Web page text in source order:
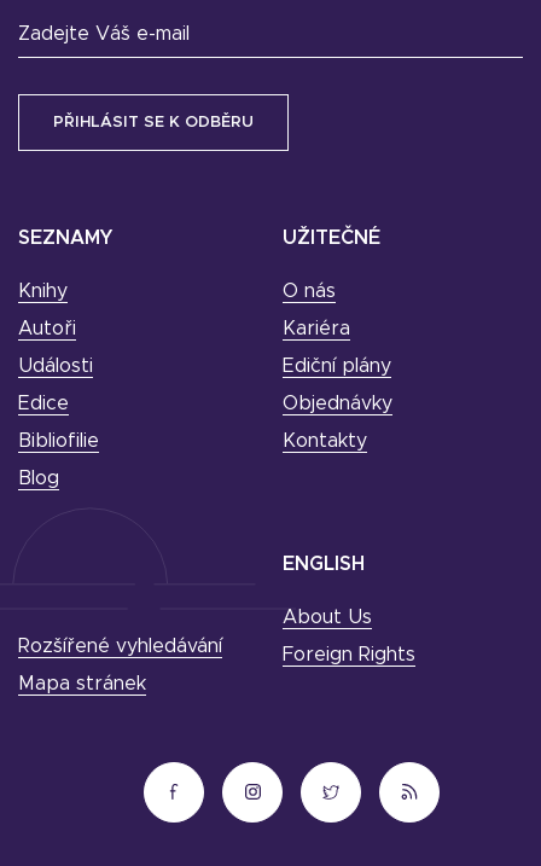
SEZNAMY
Knihy
Autoři
Události
Edice
Bibliofilie
Blog
UŽITEČNÉ
O nás
Kariéra
Ediční plány
Objednávky
Kontakty
Zadejte Váš e-mail
ENGLISH
About Us
Foreign Rights
Rozšířené vyhledávání
Mapa stránek